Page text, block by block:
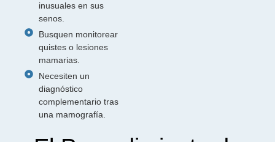
inusuales en sus
senos.
Busquen monitorear
quistes o lesiones
mamarias.
Necesiten un
diagnóstico
complementario tras
una mamografía.